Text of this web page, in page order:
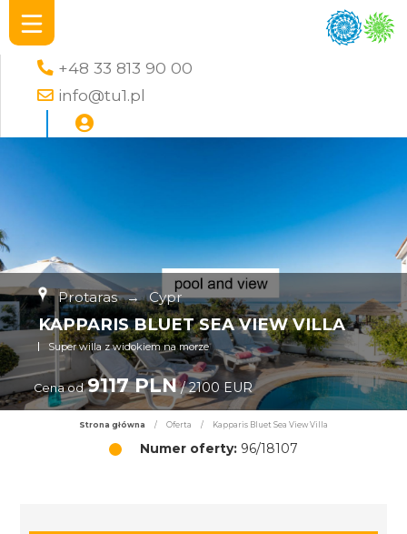
+48 33 813 90 00
info@tu1.pl
Protaras → Cypr
KAPPARIS BLUET SEA VIEW VILLA
Super willa z widokiem na morze
Cena od 9117 PLN/ 2100 EUR
Strona główna / Oferta / Kapparis Bluet Sea View Villa
Numer oferty: 96/18107